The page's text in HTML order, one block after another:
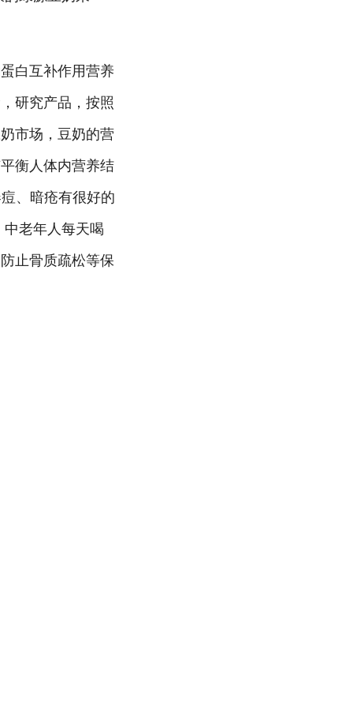
白互补作用营养
研究产品，按照
市场，豆奶的营
衡人体内营养结
、暗疮有很好的
老年人每天喝
止骨质疏松等保